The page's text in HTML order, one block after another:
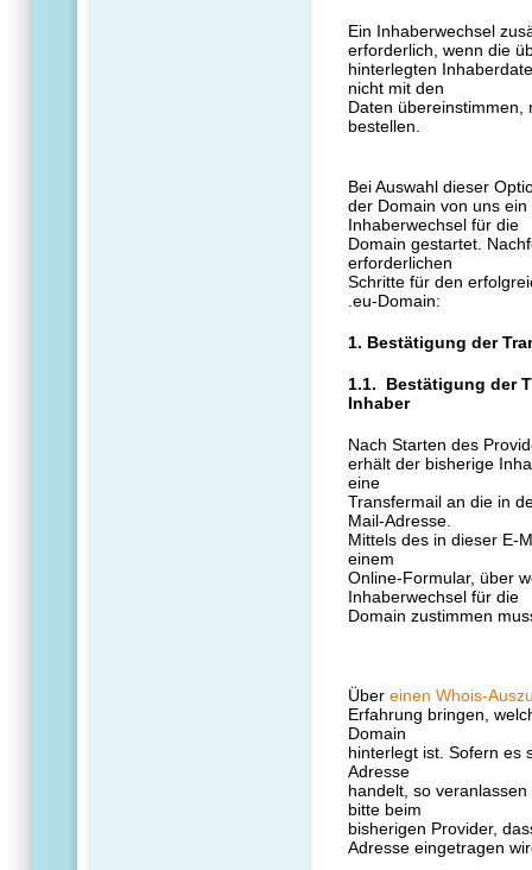
Ein Inhaberwechsel
erforderlich, wenn die
hinterlegten
nicht mit den
Daten übereinstimmen,
bestellen.
Bei Auswahl dieser
der Domain von uns
Inhaberwechsel für die
Domain gestartet.
erforderlichen
Schritte für den
.eu-Domain:
1. Bestätigung der
1.1. Bestätigung der
Inhaber
Nach Starten des
erhält der bisherige
eine
Transfermail an die in
Mail-Adresse.
Mittels des in dieser E-
einem
Online-Formular, über
Inhaberwechsel für die
Domain zustimmen
Über einen Whois-
Erfahrung bringen,
Domain
hinterlegt ist. Sofern es
Adresse
handelt, so
bitte beim
bisherigen Provider,
Adresse eingetragen